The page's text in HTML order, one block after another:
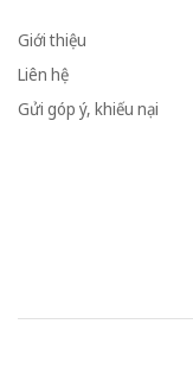
Giới thiệu
Liên hệ
Gửi góp ý, khiếu nại